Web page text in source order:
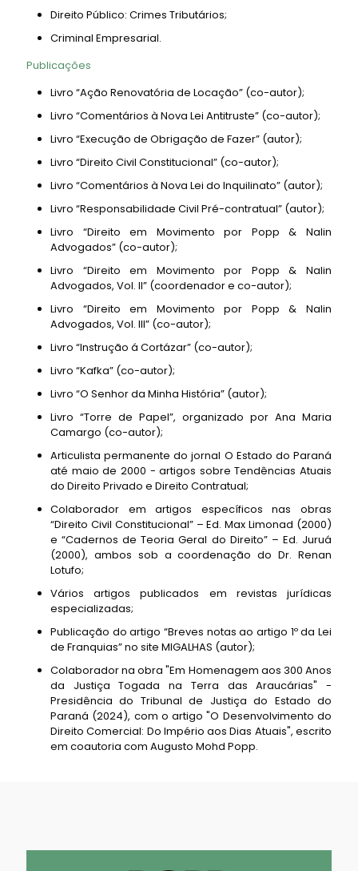
Direito Público: Crimes Tributários;
Criminal Empresarial.
Publicações
Livro “Ação Renovatória de Locação” (co-autor);
Livro “Comentários à Nova Lei Antitruste” (co-autor);
Livro “Execução de Obrigação de Fazer” (autor);
Livro “Direito Civil Constitucional” (co-autor);
Livro “Comentários à Nova Lei do Inquilinato” (autor);
Livro “Responsabilidade Civil Pré-contratual” (autor);
Livro “Direito em Movimento por Popp & Nalin
Advogados” (co-autor);
Livro “Direito em Movimento por Popp & Nalin
Advogados, Vol. II” (coordenador e co-autor);
Livro “Direito em Movimento por Popp & Nalin
Advogados, Vol. III” (co-autor);
Livro “Instrução á Cortázar” (co-autor);
Livro “Kafka” (co-autor);
Livro “O Senhor da Minha História” (autor);
Livro “Torre de Papel”, organizado por Ana Maria
Camargo (co-autor);
Articulista permanente do jornal O Estado do Paraná
até maio de 2000 - artigos sobre Tendências Atuais
do Direito Privado e Direito Contratual;
Colaborador em artigos específicos nas obras
“Direito Civil Constitucional” – Ed. Max Limonad (2000)
e “Cadernos de Teoria Geral do Direito” – Ed. Juruá
(2000), ambos sob a coordenação do Dr. Renan
Lotufo;
Vários artigos publicados em revistas jurídicas
especializadas;
Publicação do artigo “Breves notas ao artigo 1º da Lei
de Franquias” no site MIGALHAS (autor);
Colaborador na obra "Em Homenagem aos 300 Anos
da Justiça Togada na Terra das Araucárias" -
Presidência do Tribunal de Justiça do Estado do
Paraná (2024), com o artigo "O Desenvolvimento do
Direito Comercial: Do Império aos Dias Atuais", escrito
em coautoria com Augusto Mohd Popp.